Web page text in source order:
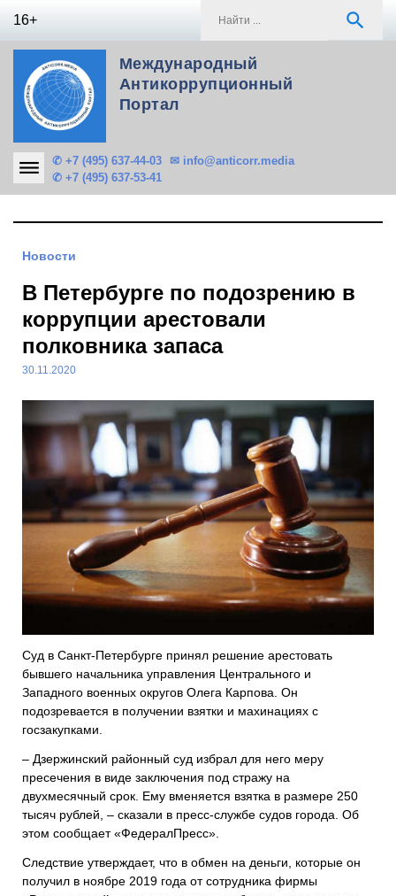
16+ search
Международный
Антикоррупционный
Портал
✆ +7 (495) 637-44-03
✆ +7 (495) 637-53-41
✉ info@anticorr.media
Новости
В Петербурге по подозрению в
коррупции арестовали
полковника запаса
30.11.2020
Суд в Санкт-Петербурге принял решение арестовать
бывшего начальника управления Центрального и
Западного военных округов Олега Карпова. Он
подозревается в получении взятки и махинациях с
госзакупками.
– Дзержинский районный суд избрал для него меру
пресечения в виде заключения под стражу на
двухмесячный срок. Ему вменяется взятка в размере 250
тысяч рублей, – сказали в пресс-службе судов города. Об
этом сообщает «ФедералПресс».
Следствие утверждает, что в обмен на деньги, которые он
получил в ноябре 2019 года от сотрудника фирмы